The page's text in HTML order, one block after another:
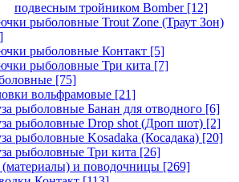
подвесным тройником Bomber[12]
рыболовные Trout Zone (Траут Зон)
рыболовные Контакт [5]
рыболовные Три кита [7]
[75]
вольфрамовые [21]
рыболовные Банан для отводного [6]
рыболовные Drop shot (Дроп шот) [2]
рыболовные Kosadaka (Косадака) [20]
рыболовные Три кита [26]
и поводочницы [269]